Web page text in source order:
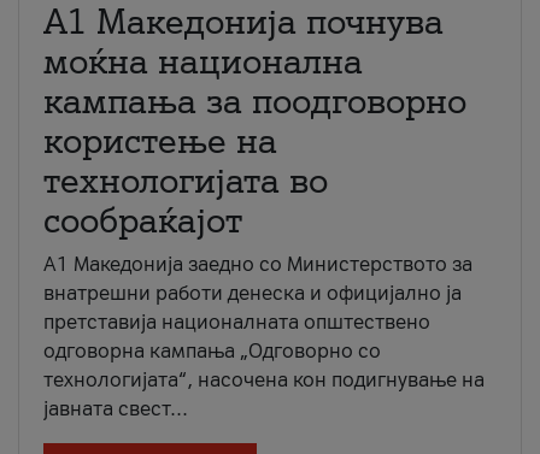
A1 Македонија почнува
моќна национална
кампања за поодговорно
користење на
технологијата во
сообраќајот
A1 Македонија заедно со Министерството за
внатрешни работи денеска и официјално ја
претставија националната општествено
одговорна кампања „Одговорно со
технологијата“, насочена кон подигнување на
јавната свест...